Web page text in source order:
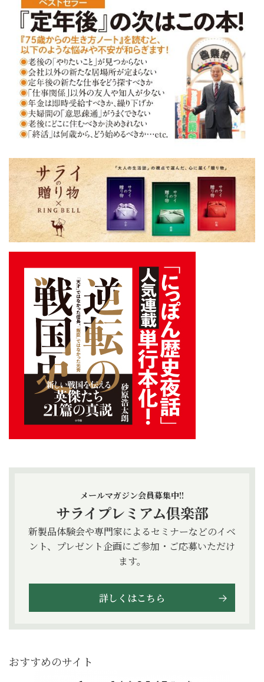
メールマガジン会員募集中!!
サライプレミアム倶楽部
新製品体験会や専門家によるセミナーなどのイベ
ント、プレゼント企画にご参加・ご応募いただけ
ます。
詳しくはこちら
おすすめのサイト